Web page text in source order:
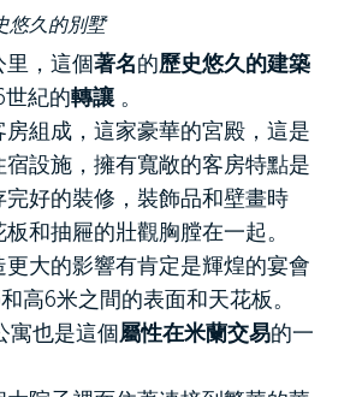
悠久的別墅
，這個著名的歷史悠久的建築
紀的轉讓 。
組成，這家豪華的宮殿，這是
設施，擁有寬敞的客房特點是
好的裝修，裝飾品和壁畫時
和抽屜的壯觀胸膛在一起。
大的影響有肯定是輝煌的宴會
高6米之間的表面和天花板。
寓也是這個屬性在米蘭交易的一